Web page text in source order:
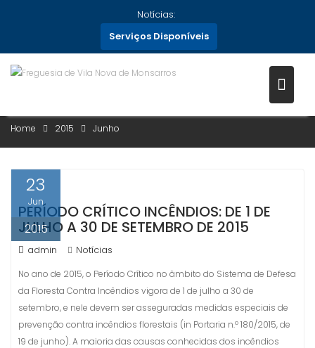
Notícias:
Serviços Disponíveis
Home 2015 Junho
23
Jun
2015
PERÍODO CRÍTICO INCÊNDIOS: DE 1 DE
JULHO A 30 DE SETEMBRO DE 2015
admin Notícias
No ano de 2015, o Período Crítico no âmbito do Sistema de Defesa
da Floresta Contra Incêndios vigora de 1 de julho a 30 de
setembro, e nele devem ser asseguradas medidas especiais de
prevenção contra incêndios florestais (in Portaria n.º 180/2015, de
19 de junho). A maioria das causas conhecidas dos incêndios